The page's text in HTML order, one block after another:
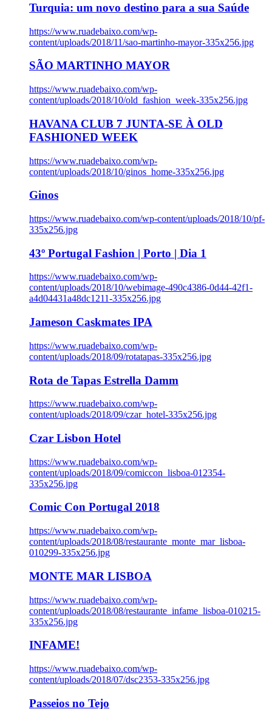
Turquia: um novo destino para a sua Saúde
https://www.ruadebaixo.com/wp-
content/uploads/2018/11/sao-martinho-mayor-335x256.jpg
SÃO MARTINHO MAYOR
https://www.ruadebaixo.com/wp-
content/uploads/2018/10/old_fashion_week-335x256.jpg
HAVANA CLUB 7 JUNTA-SE À OLD
FASHIONED WEEK
https://www.ruadebaixo.com/wp-
content/uploads/2018/10/ginos_home-335x256.jpg
Ginos
https://www.ruadebaixo.com/wp-content/uploads/2018/10/pf-
335x256.jpg
43º Portugal Fashion | Porto | Dia 1
https://www.ruadebaixo.com/wp-
content/uploads/2018/10/webimage-490c4386-0d44-42f1-
a4d04431a48dc1211-335x256.jpg
Jameson Caskmates IPA
https://www.ruadebaixo.com/wp-
content/uploads/2018/09/rotatapas-335x256.jpg
Rota de Tapas Estrella Damm
https://www.ruadebaixo.com/wp-
content/uploads/2018/09/czar_hotel-335x256.jpg
Czar Lisbon Hotel
https://www.ruadebaixo.com/wp-
content/uploads/2018/09/comiccon_lisboa-012354-
335x256.jpg
Comic Con Portugal 2018
https://www.ruadebaixo.com/wp-
content/uploads/2018/08/restaurante_monte_mar_lisboa-
010299-335x256.jpg
MONTE MAR LISBOA
https://www.ruadebaixo.com/wp-
content/uploads/2018/08/restaurante_infame_lisboa-010215-
335x256.jpg
INFAME!
https://www.ruadebaixo.com/wp-
content/uploads/2018/07/dsc2353-335x256.jpg
Passeios no Tejo